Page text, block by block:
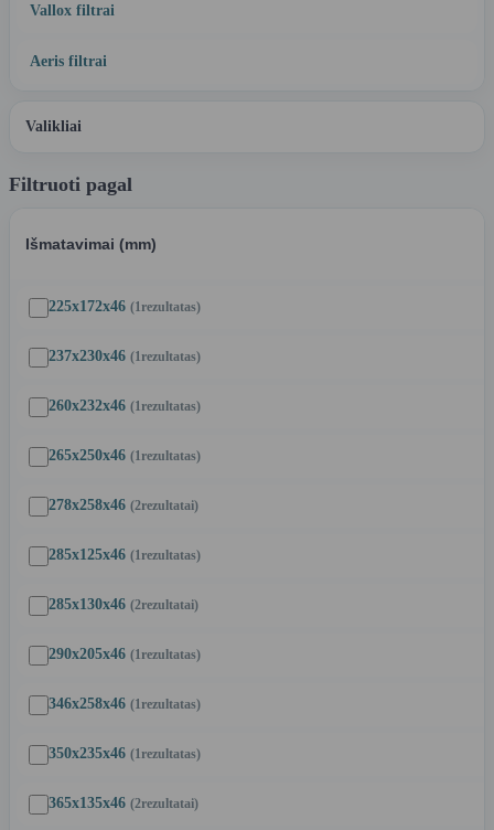
Vallox filtrai
Aeris filtrai
Valikliai
Filtruoti pagal
Išmatavimai (mm)
225x172x46 (1 rezultatas)
237x230x46 (1 rezultatas)
260x232x46 (1 rezultatas)
265x250x46 (1 rezultatas)
278x258x46 (2rezultatai)
285x125x46 (1 rezultatas)
285x130x46 (2rezultatai)
290x205x46 (1 rezultatas)
346x258x46 (1 rezultatas)
350x235x46 (1 rezultatas)
365x135x46 (2rezultatai)